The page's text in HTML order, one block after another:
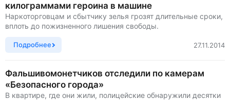
килограммами героина в машине
Наркоторговцам и сбытчику зелья грозят длительные сроки,
вплоть до пожизненного лишения свободы.
Подробнее 27.11.2014
Фальшивомонетчиков отследили по камерам
«Безопасного города»
В квартире, где они жили, полицейские обнаружили десятки